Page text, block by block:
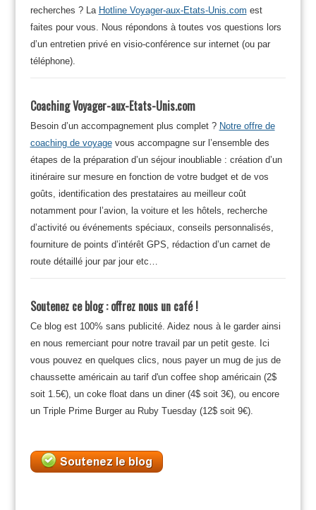
recherches ? La Hotline Voyager-aux-Etats-Unis.com est
faites pour vous. Nous répondons à toutes vos questions lors
d’un entretien privé en visio-conférence sur internet (ou par
téléphone).
Coaching Voyager-aux-Etats-Unis.com
Besoin d’un accompagnement plus complet ? Notre offre de
coaching de voyagevous accompagne sur l’ensemble des
étapes de la préparation d’un séjour inoubliable : création d’un
itinéraire sur mesure en fonction de votre budget et de vos
goûts, identification des prestataires au meilleur coût
notamment pour l’avion, la voiture et les hôtels, recherche
d’activité ou événements spéciaux, conseils personnalisés,
fourniture de points d’intérêt GPS, rédaction d’un carnet de
route détaillé jour par jour etc…
Soutenez ce blog : offrez nous un café !
Ce blog est 100% sans publicité. Aidez nous à le garder ainsi
en nous remerciant pour notre travail par un petit geste. Ici
vous pouvez en quelques clics, nous payer un mug de jus de
chaussette américain au tarif d'un coffee shop américain (2$
soit 1.5€), un coke float dans un diner (4$ soit 3€), ou encore
un Triple Prime Burger au Ruby Tuesday (12$ soit 9€).